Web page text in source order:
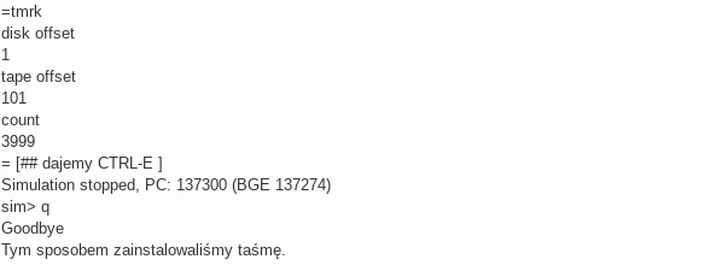
=tmrk
disk offset
1
tape offset
101
count
3999
= [## dajemy CTRL-E ]
Simulation stopped, PC: 137300 (BGE 137274)
sim> q
Goodbye
Tym sposobem zainstalowaliśmy taśmę.